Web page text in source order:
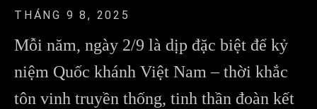
THÁNG 9 8, 2025
Mỗi năm, ngày 2/9 là dịp đặc biệt để kỷ
niệm Quốc khánh Việt Nam – thời khắc
tôn vinh truyền thống, tinh thần đoàn kết